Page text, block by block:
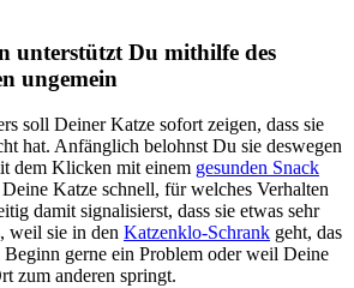
unterstützt Du mithilfe des
ungemein
soll Deiner Katze sofort zeigen, dass sie
hat. Anfänglich belohnst Du sie deswegen
dem Klicken mit einem gesunden Snack
Katze schnell, für welches Verhalten
damit signalisierst, dass sie etwas sehr
weil sie in den Katzenklo-Schrank geht, das
gerne ein Problem oder weil Deine
zum anderen springt.